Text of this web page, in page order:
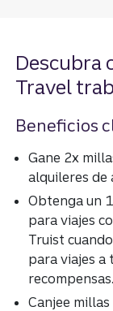
Descubra
Travel
Beneficios
Gane 2x
alquileres de
Obtenga un
para viajes
Truist
para viajes a
recompensas.
Canjee